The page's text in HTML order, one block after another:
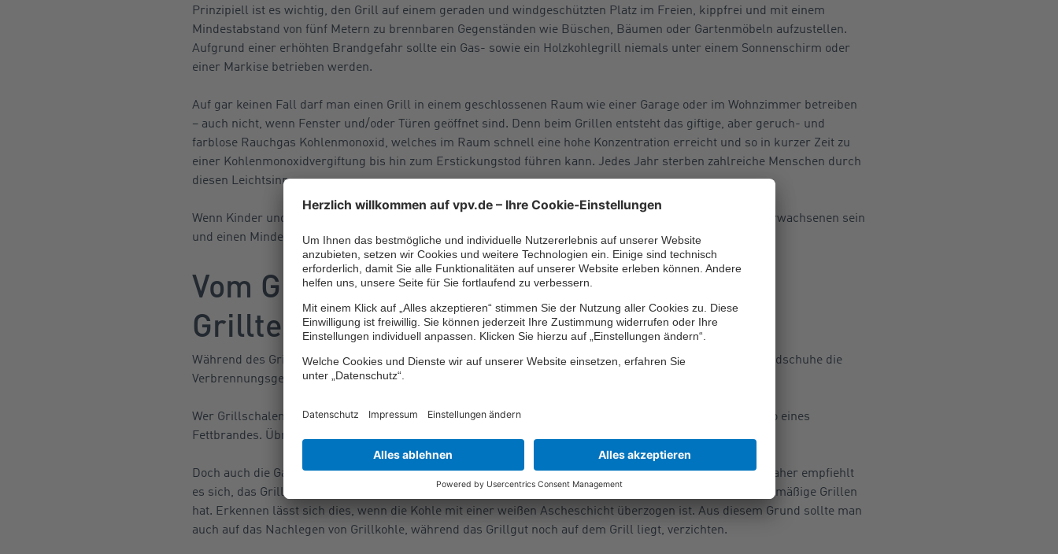
Prinzipiell ist es wichtig, den Grill auf einem geraden und windgeschützten Platz im Freien, kippfrei und mit einem
Mindestabstand von fünf Metern zu brennbaren Gegenständen wie Büschen, Bäumen oder Gartenmöbeln aufzustellen.
Aufgrund einer erhöhten Brandgefahr sollte ein Gas- sowie ein Holzkohlegrill niemals unter einem Sonnenschirm oder
einer Markise betrieben werden.
Auf gar keinen Fall darf man einen Grill in einem geschlossenen Raum wie einer Garage oder im Wohnzimmer betreiben
– auch nicht, wenn Fenster und/oder Türen geöffnet sind. Denn beim Grillen entsteht das giftige, aber geruch- und
farblose Rauchgas Kohlenmonoxid, welches im Raum schnell eine hohe Konzentration erreicht und so in kurzer Zeit zu
einer Kohlenmonoxidvergiftung bis hin zum Erstickungstod führen kann. Jedes Jahr sterben zahlreiche Menschen durch
diesen Leichtsinn.
Wenn Kinder und/oder Haustiere beim Grillen anwesend sind, sollten sie immer unter der Aufsicht von Erwachsenen sein
und einen Mindestabstand von zwei bis drei Metern zum heißen Grill einhalten.
Vom Grillbesteck bis hin zur richtigen
Grilltemperatur
Während des Grillens minimieren ein langes Grillbesteck, eine Grillschürze und nicht brennbare Grillhandschuhe die
Verbrennungsgefahr beispielsweise durch Fettspritzer.
Wer Grillschalen verwendet, die abtropfendes Fett auffängt, minimiert Fettspritzer und mindert das Risiko eines
Fettbrandes. Übrigens, der durch brennendes Fett entstehende Qualm kann krebserregend sein.
Doch auch die Gase, die beim Anbrennen der Grillkohle freiwerden, können gesundheitsschädlich sein. Daher empfiehlt
es sich, das Grillgut erst auf den Grill zu legen, wenn die Holzkohle die richtige Temperatur für das gleichmäßige Grillen
hat. Erkennen lässt sich dies, wenn die Kohle mit einer weißen Ascheschicht überzogen ist. Aus diesem Grund sollte man
auch auf das Nachlegen von Grillkohle, während das Grillgut noch auf dem Grill liegt, verzichten.